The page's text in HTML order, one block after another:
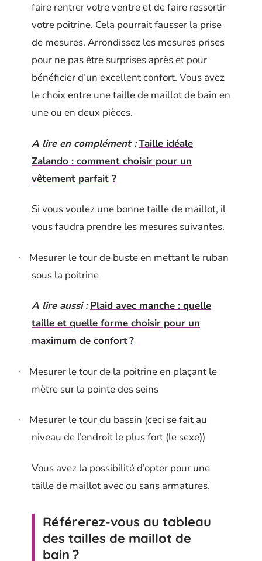
faire rentrer votre ventre et de faire ressortir
votre poitrine. Cela pourrait fausser la prise
de mesures. Arrondissez les mesures prises
pour ne pas être surprises après et pour
bénéficier d’un excellent confort. Vous avez
le choix entre une taille de maillot de bain en
une ou en deux pièces.
A lire en complément :Taille idéale
Zalando : comment choisir pour un
vêtement parfait ?
Si vous voulez une bonne taille de maillot, il
vous faudra prendre les mesures suivantes.
·
Mesurer le tour de buste en mettant le ruban
sous la poitrine
A lire aussi : Plaid avec manche : quelle
taille et quelle forme choisir pour un
maximum de confort ?
·
Mesurer le tour de la poitrine en plaçant le
mètre sur la pointe des seins
·
Mesurer le tour du bassin (ceci se fait au
niveau de l’endroit le plus fort (le sexe))
Vous avez la possibilité d’opter pour une
taille de maillot avec ou sans armatures.
Référerez-vous au tableau
des tailles de maillot de
bain ?